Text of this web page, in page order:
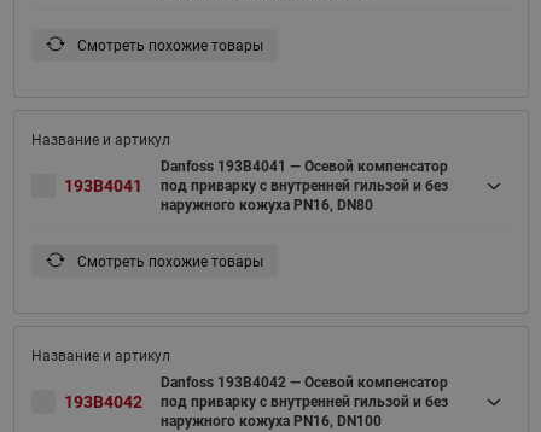
Смотреть похожие товары
193B4041
Danfoss 193B4041 — Осевой компенсатор
под приварку c внутренней гильзой и без
наружного кожуха PN16, DN80
Смотреть похожие товары
193B4042
Danfoss 193B4042 — Осевой компенсатор
под приварку c внутренней гильзой и без
наружного кожуха PN16, DN100